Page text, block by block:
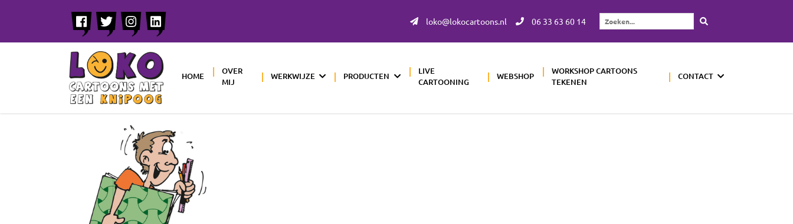
loko@lokocartoons.nl 06 33 63 60 14
Zoeken...
HOME
OVER
MIJ
WERKWIJZE PRODUCTEN
LIVE
CARTOONING
WEBSHOP
WORKSHOP CARTOONS
TEKENEN
CONTACT